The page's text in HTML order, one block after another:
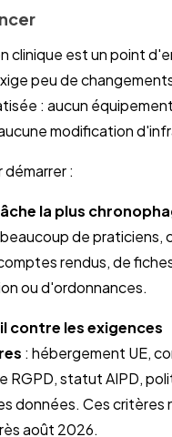
clinique est un point
peu de
: aucun équipement
modification
:
la plus
de praticiens,
rendus, de
ou d'ordonnances.
contre les exigences
: hébergement UE,
RGPD, statut AIPD,
données. Ces critères
août 2026.